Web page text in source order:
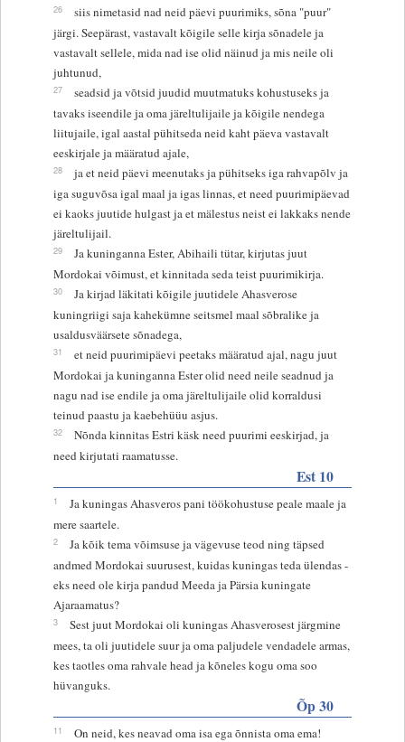
26
siis nimetasid nad neid päevi puurimiks, sõna "puur"
järgi. Seepärast, vastavalt kõigile selle kirja sõnadele ja
vastavalt sellele, mida nad ise olid näinud ja mis neile oli
juhtunud,
27
seadsid ja võtsid juudid muutmatuks kohustuseks ja
tavaks iseendile ja oma järeltulijaile ja kõigile nendega
liitujaile, igal aastal pühitseda neid kaht päeva vastavalt
eeskirjale ja määratud ajale,
28
ja et neid päevi meenutaks ja pühitseks iga rahvapõlv ja
iga suguvõsa igal maal ja igas linnas, et need puurimipäevad
ei kaoks juutide hulgast ja et mälestus neist ei lakkaks nende
järeltulijail.
29
Ja kuninganna Ester, Abihaili tütar, kirjutas juut
Mordokai võimust, et kinnitada seda teist puurimikirja.
30
Ja kirjad läkitati kõigile juutidele Ahasverose
kuningriigi saja kahekümne seitsmel maal sõbralike ja
usaldusväärsete sõnadega,
31
et neid puurimipäevi peetaks määratud ajal, nagu juut
Mordokai ja kuninganna Ester olid need neile seadnud ja
nagu nad ise endile ja oma järeltulijaile olid korraldusi
teinud paastu ja kaebehüüu asjus.
32
Nõnda kinnitas Estri käsk need puurimi eeskirjad, ja
need kirjutati raamatusse.
Est 10
1
Ja kuningas Ahasveros pani töökohustuse peale maale ja
mere saartele.
2
Ja kõik tema võimsuse ja vägevuse teod ning täpsed
andmed Mordokai suurusest, kuidas kuningas teda ülendas -
eks need ole kirja pandud Meeda ja Pärsia kuningate
Ajaraamatus?
3
Sest juut Mordokai oli kuningas Ahasverosest järgmine
mees, ta oli juutidele suur ja oma paljudele vendadele armas,
kes taotles oma rahvale head ja kõneles kogu oma soo
hüvanguks.
Õp 30
11 On neid, kes neavad oma isa ega õnnista oma ema!